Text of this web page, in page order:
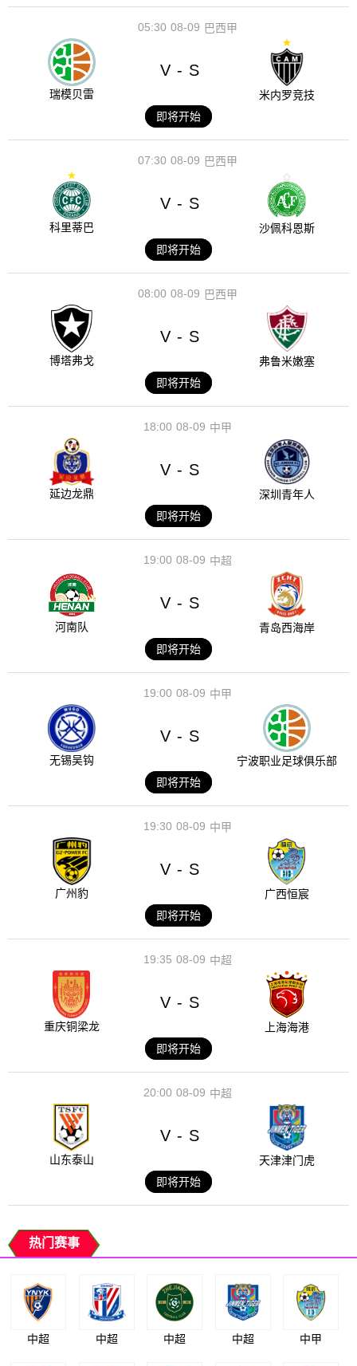
08-09
05:30 巴西甲
瑞模贝雷
V - S
米内罗竞技
即将开始
08-09
07:30 巴西甲
科里蒂巴
V - S
沙佩科恩斯
即将开始
08-09
08:00 巴西甲
博塔弗戈
V - S
弗鲁米嫩塞
即将开始
08-09
18:00 中甲
延边龙鼎
V - S
深圳青年人
即将开始
08-09
19:00 中超
河南队
V - S
青岛西海岸
即将开始
08-09
19:00 中甲
无锡吴钩
V - S
宁波职业足球俱乐部
即将开始
08-09
19:30 中甲
广州豹
V - S
广西恒宸
即将开始
08-09
19:35 中超
重庆铜梁龙
V - S
上海海港
即将开始
08-09
20:00 中超
山东泰山
V - S
天津津门虎
即将开始
热门赛事
中超 中超 中超 中超 中甲